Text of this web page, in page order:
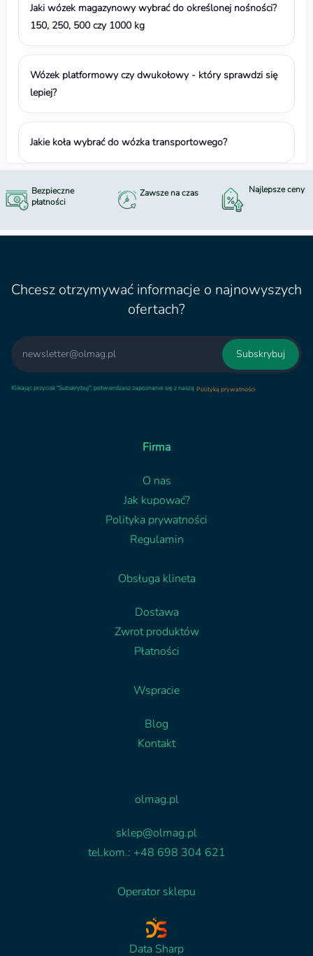
Jaki wózek magazynowy wybrać do określonej nośności?
150, 250, 500 czy 1000 kg
Wózek platformowy czy dwukołowy - który sprawdzi się
lepiej?
Jakie koła wybrać do wózka transportowego?
Bezpieczne
płatności
Zawsze na czas Najlepsze ceny
Chcesz otrzymywać informacje o najnowyszych
ofertach?
Email
Subskrybuj
Klikając przycisk "Subskrybuj", potwierdzasz zapoznanie się z naszą Polityką prywatności.
Firma
O nas
Jak kupować?
Polityka prywatności
Regulamin
Obsługa klineta
Dostawa
Zwrot produktów
Płatności
Wspracie
Blog
Kontakt
olmag.pl
sklep@olmag.pl
tel.kom.: +48 698 304 621
Operator sklepu
Data Sharp